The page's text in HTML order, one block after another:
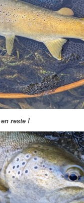
reste !